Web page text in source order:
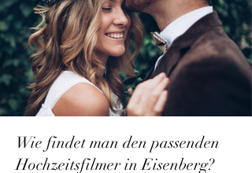
Wie findet man den passenden
Hochzeitsfilmer in Eisenberg?